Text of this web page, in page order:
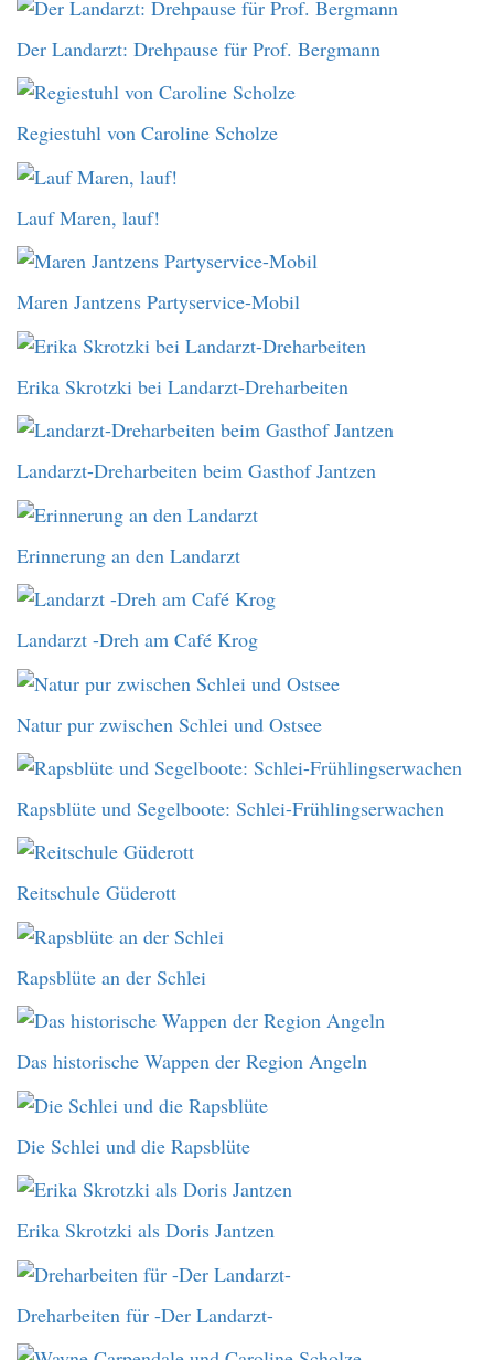
Der Landarzt: Drehpause für Prof. Bergmann
Regiestuhl von Caroline Scholze
Lauf Maren, lauf!
Maren Jantzens Partyservice-Mobil
Erika Skrotzki bei Landarzt-Dreharbeiten
Landarzt-Dreharbeiten beim Gasthof Jantzen
Erinnerung an den Landarzt
Landarzt -Dreh am Café Krog
Natur pur zwischen Schlei und Ostsee
Rapsblüte und Segelboote: Schlei-Frühlingserwachen
Reitschule Güderott
Rapsblüte an der Schlei
Das historische Wappen der Region Angeln
Die Schlei und die Rapsblüte
Erika Skrotzki als Doris Jantzen
Dreharbeiten für -Der Landarzt-